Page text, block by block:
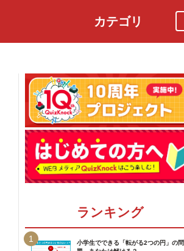
カテゴリ
ランキング
1
小学生でできる「転がる2つの円」の問